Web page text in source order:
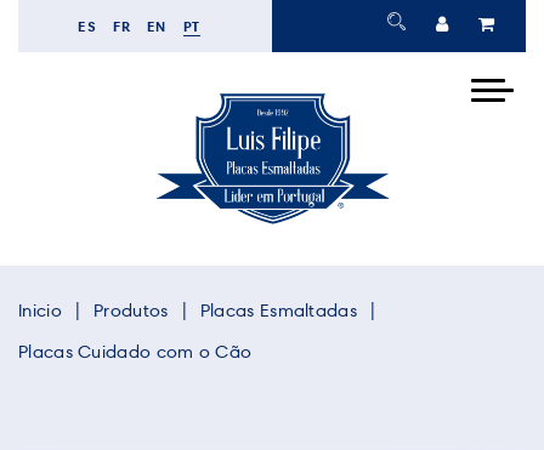
ES FR EN PT
Inicio Produtos
Placas Esmaltadas
Placas Cuidado com o Cão